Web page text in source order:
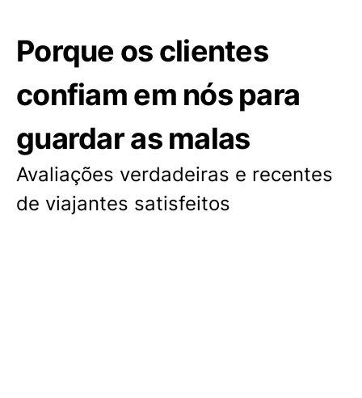
Porque os clientes
confiam em nós para
guardar as malas
Avaliações verdadeiras e recentes
de viajantes satisfeitos